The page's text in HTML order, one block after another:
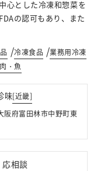
心とした冷凍和惣菜を
の認可もあり、また
/冷凍食品 /業務用冷凍
・魚
味[近畿]
府富田林市中野町東
応相談